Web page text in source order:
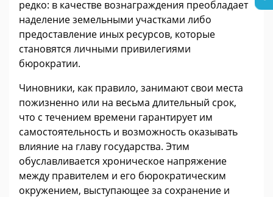
редко: в качестве вознаграждения преобладает
наделение земельными участками либо
предоставление иных ресурсов, которые
становятся личными привилегиями
бюрократии.
Чиновники, как правило, занимают свои места
пожизненно или на весьма длительный срок,
что с течением времени гарантирует им
самостоятельность и возможность оказывать
влияние на главу государства. Этим
обуславливается хроническое напряжение
между правителем и его бюрократическим
окружением, выступающее за сохранение и